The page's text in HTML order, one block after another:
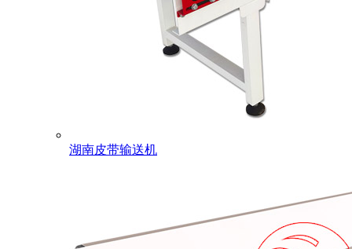
湖南皮带输送机